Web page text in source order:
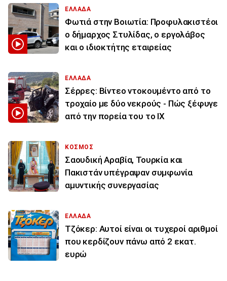
ΕΛΛΑΔΑ
Φωτιά στην Βοιωτία: Προφυλακιστέοι
ο δήμαρχος Στυλίδας, ο εργολάβος
και ο ιδιοκτήτης εταιρείας
ΕΛΛΑΔΑ
Σέρρες: Βίντεο ντοκουμέντο από το
τροχαίο με δύο νεκρούς - Πώς ξέφυγε
από την πορεία του το ΙΧ
ΚΟΣΜΟΣ
Σαουδική Αραβία, Τουρκία και
Πακιστάν υπέγραψαν συμφωνία
αμυντικής συνεργασίας
ΕΛΛΑΔΑ
Τζόκερ: Αυτοί είναι οι τυχεροί αριθμοί
που κερδίζουν πάνω από 2 εκατ.
ευρώ